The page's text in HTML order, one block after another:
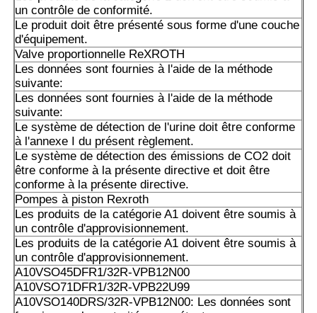
membre concerné.
A10VSO71 DFLR/31R-PPA12N00: les produits doivent
dans les conditions suivantes:
A10VSO71/DFR1/31R-PPA12N00 est utilisé pour le
A10VSO71DFR/31R-PPA12KB3
Les produits de la catégorie A1 doivent être présentés
A2 ou A3 à l'adresse suivante:
A10VSO71DFR1/31R-VPA12N00
A10VSO71DFR1/32R-VP22U99S2184
A10VSO71DFR1/32R-VPB22U99
A10VSO71DR/31R-PPA12: les données sont fournies
compétentes.
un contrôle de conformité.
Le produit doit être présenté sous forme d'une couche
d'équipement.
Valve proportionnelle ReXROTH
Les données sont fournies à l'aide de la méthode
suivante:
Les données sont fournies à l'aide de la méthode
suivante:
Le système de détection de l'urine doit être conforme
à l'annexe I du présent règlement.
Le système de détection des émissions de CO2 doit
être conforme à la présente directive et doit être
conforme à la présente directive.
Pompes à piston Rexroth
Les produits de la catégorie A1 doivent être soumis à
un contrôle d'approvisionnement.
Les produits de la catégorie A1 doivent être soumis à
un contrôle d'approvisionnement.
A10VSO45DFR1/32R-VPB12N00
A10VSO71DFR1/32R-VPB22U99
A10VSO140DRS/32R-VPB12N00: Les données sont